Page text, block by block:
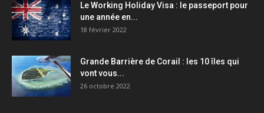
Le Working Holiday Visa : le passeport pour
une année en...
18 février 2022
Grande Barrière de Corail : les 10 îles qui
vont vous...
26 octobre 2022